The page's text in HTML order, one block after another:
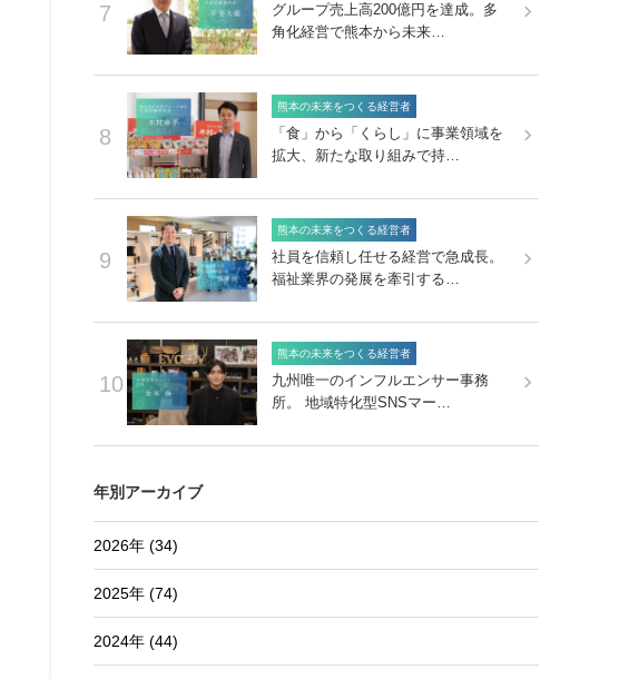
7
グループ売上高200億円を達成。多
角化経営で熊本から未来…
8
熊本の未来をつくる経営者
「食」から「くらし」に事業領域を
拡大、新たな取り組みで持…
9
熊本の未来をつくる経営者
社員を信頼し任せる経営で急成長。
福祉業界の発展を牽引する…
10
熊本の未来をつくる経営者
九州唯一のインフルエンサー事務
所。 地域特化型SNSマー…
年別アーカイブ
2026年 (34)
2025年 (74)
2024年 (44)